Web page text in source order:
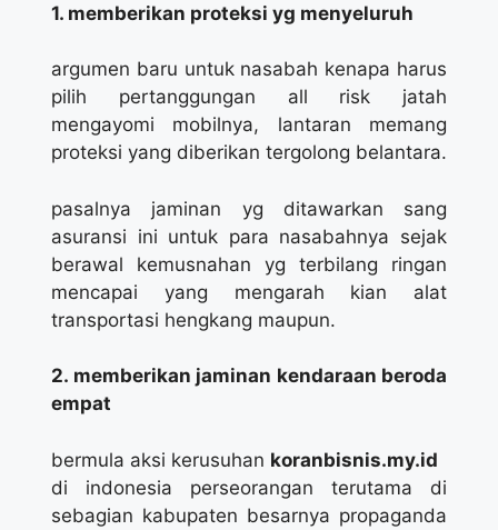
1. memberikan proteksi yg menyeluruh
argumen baru untuk nasabah kenapa harus
pilih pertanggungan all risk jatah
mengayomi mobilnya, lantaran memang
proteksi yang diberikan tergolong belantara.
pasalnya jaminan yg ditawarkan sang
asuransi ini untuk para nasabahnya sejak
berawal kemusnahan yg terbilang ringan
mencapai yang mengarah kian alat
transportasi hengkang maupun.
2. memberikan jaminan kendaraan beroda
empat
bermula aksi kerusuhan koranbisnis.my.id
di indonesia perseorangan terutama di
sebagian kabupaten besarnya propaganda